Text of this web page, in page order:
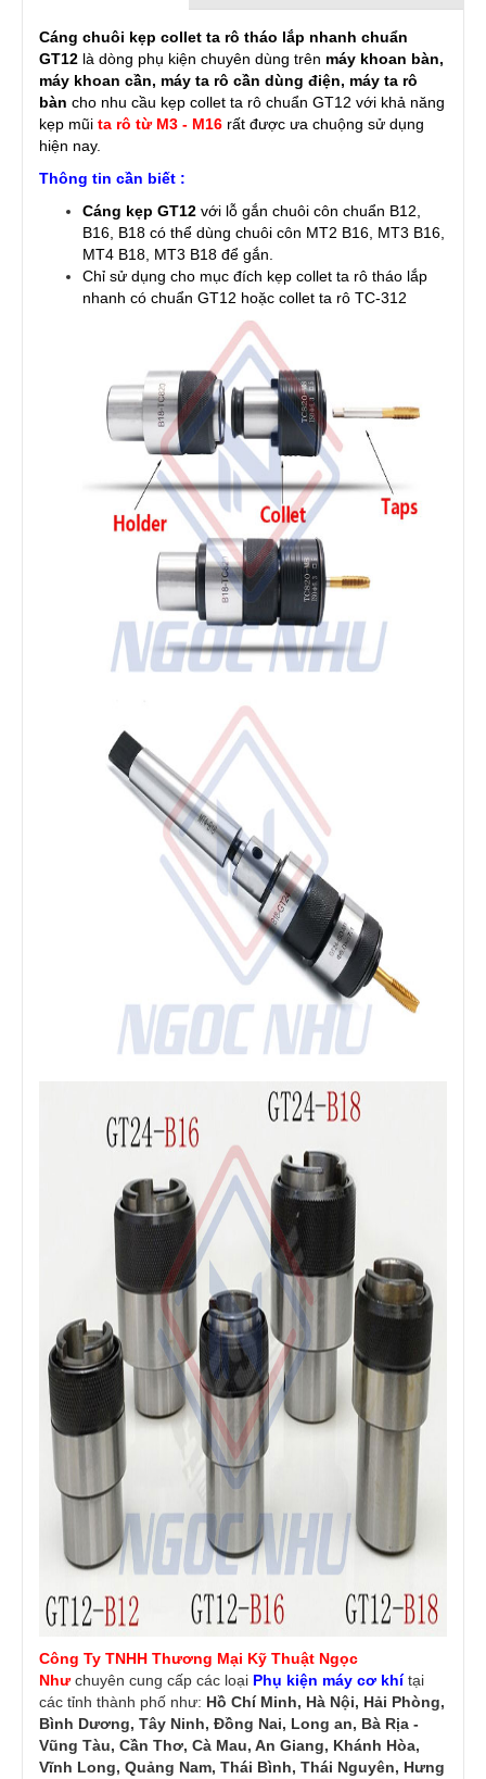
Cáng chuôi kẹp collet ta rô tháo lắp nhanh chuẩn
GT12 là dòng phụ kiện chuyên dùng trên máy khoan bàn,
máy khoan cần, máy ta rô cần dùng điện, máy ta rô
bàn cho nhu cầu kẹp collet ta rô chuẩn GT12 với khả năng
kẹp mũi ta rô từ M3 - M16 rất được ưa chuộng sử dụng
hiện nay.
Thông tin cần biết :
Cáng kẹp GT12 với lỗ gắn chuôi côn chuẩn B12,
B16, B18 có thể dùng chuôi côn MT2 B16, MT3 B16,
MT4 B18, MT3 B18 để gắn.
Chỉ sử dụng cho mục đích kẹp collet ta rô tháo lắp
nhanh có chuẩn GT12 hoặc collet ta rô TC-312
Công Ty TNHH Thương Mại Kỹ Thuật Ngọc
Như chuyên cung cấp các loại Phụ kiện máy cơ khí tại
các tỉnh thành phố như: Hồ Chí Minh, Hà Nội, Hải Phòng,
Bình Dương, Tây Ninh, Đồng Nai, Long an, Bà Rịa -
Vũng Tàu, Cần Thơ, Cà Mau, An Giang, Khánh Hòa,
Vĩnh Long, Quảng Nam, Thái Bình, Thái Nguyên, Hưng